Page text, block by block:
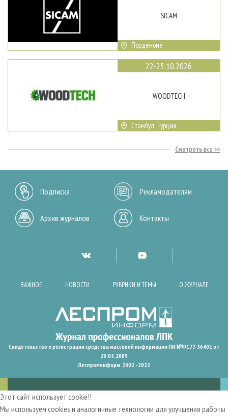
SICAM
Порденоне
22-25.10.2026
WOODTECH
Стамбул, Турция
Смотреть все
Подписка Рекламодателям
Архив журналов Контакты
ВАЖНОЕ НОВОСТИ РУБРИКИ И ТЕМЫ О ЖУРНАЛЕ
Свидетельство о регистрации средства массовой информации ПИ №ФС77-36401 от
28.05.2009
Леспроминформ. 2002 - 2022
Этот сайт использует cookie!!
Мы используем cookies и аналогичные технологии для улучшения работы